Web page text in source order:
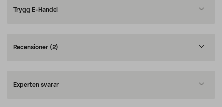
Trygg E-Handel
Recensioner (2)
Experten svarar